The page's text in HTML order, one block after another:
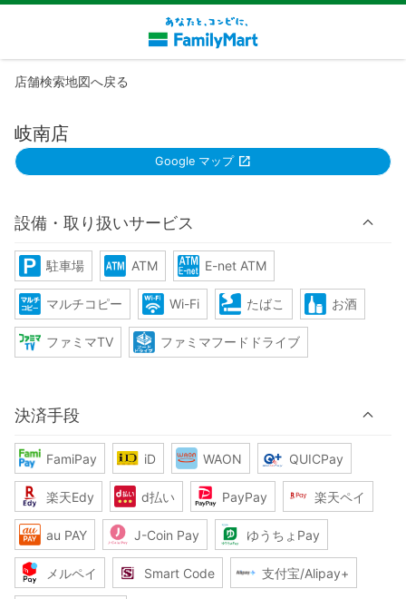
店舗検索地図へ戻る
岐南店
Google マップ
設備・取り扱いサービス
駐車場 ATM E-net ATM
マルチコピー Wi-Fi たばこ お酒
ファミマTV ファミマフードドライブ
決済手段
FamiPay iD WAON QUICPay
楽天Edy d払い PayPay 楽天ペイ
au PAY J-Coin Pay ゆうちょPay
メルペイ Smart Code 支付宝/Alipay+